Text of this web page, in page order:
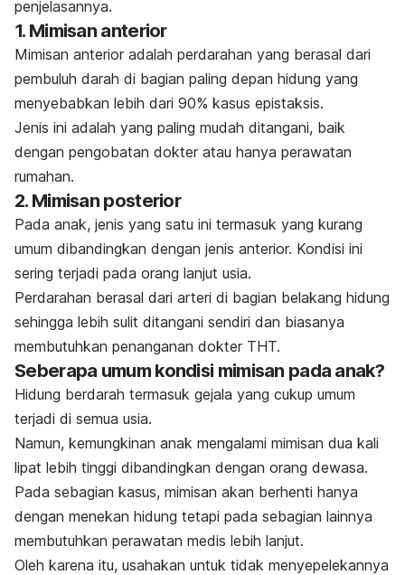
penjelasannya.
1. Mimisan anterior
Mimisan anterior adalah perdarahan yang berasal dari
pembuluh darah di bagian paling depan hidung yang
menyebabkan lebih dari 90% kasus epistaksis.
Jenis ini adalah yang paling mudah ditangani, baik
dengan pengobatan dokter atau hanya perawatan
rumahan.
2. Mimisan posterior
Pada anak, jenis yang satu ini termasuk yang kurang
umum dibandingkan dengan jenis anterior. Kondisi ini
sering terjadi pada orang lanjut usia.
Perdarahan berasal dari arteri di bagian belakang hidung
sehingga lebih sulit ditangani sendiri dan biasanya
membutuhkan penanganan dokter THT.
Seberapa umum kondisi mimisan pada anak?
Hidung berdarah termasuk gejala yang cukup umum
terjadi di semua usia.
Namun, kemungkinan anak mengalami mimisan dua kali
lipat lebih tinggi dibandingkan dengan orang dewasa.
Pada sebagian kasus, mimisan akan berhenti hanya
dengan menekan hidung tetapi pada sebagian lainnya
membutuhkan perawatan medis lebih lanjut.
Oleh karena itu, usahakan untuk tidak menyepelekannya